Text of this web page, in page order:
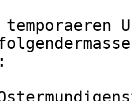
temporaeren